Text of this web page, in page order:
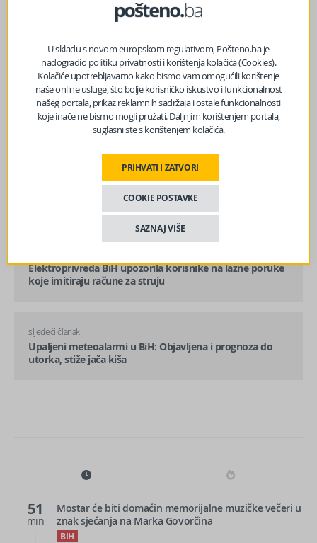
Elektroprivreda BiH upozorila korisnike na lažne poruke
koje imitiraju račune za struju
sljedeći članak
Upaljeni meteoalarmi u BiH: Objavljena i prognoza do
utorka, stiže jača kiša
51
min
Mostar će biti domaćin memorijalne muzičke večeri u
znak sjećanja na Marka Govorčina
BIH
U skladu s novom europskom regulativom, Pošteno.ba je
nadogradio politiku privatnosti i korištenja kolačića (Cookies).
Kolačiće upotrebljavamo kako bismo vam omogućili korištenje
naše online usluge, što bolje korisničko iskustvo i funkcionalnost
našeg portala, prikaz reklamnih sadržaja i ostale funkcionalnosti
koje inače ne bismo mogli pružati. Daljnjim korištenjem portala,
suglasni ste s korištenjem kolačića.
PRIHVATI I ZATVORI
COOKIE POSTAVKE
SAZNAJ VIŠE